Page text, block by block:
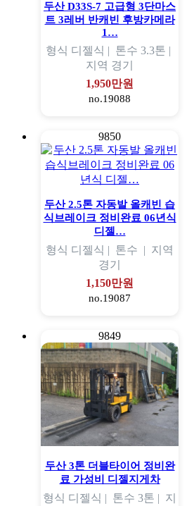
두산 D33S-7 고급형 3단마스
트 3레버 반캐빈 후방카메라
1…
형식 디젤식 | 톤수 3.3톤 |
지역 경기
1,950만원
no.19088
9850
두산 2.5톤 자동발 올캐빈 습
식브레이크 정비완료 06년식
디젤…
형식 디젤식 | 톤수 | 지역
경기
1,150만원
no.19087
9849
두산 3톤 더블타이어 정비완
료 가성비 디젤지게차
형식 디젤식 | 톤수 3톤 | 지